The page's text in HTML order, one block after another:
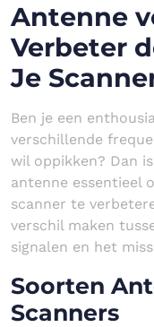
Antenne
Verbeter
Je
Ben je een
verschillende
wil oppikken? Dan
antenne essentieel
scanner te
verschil maken
signalen en het
Soorten
Scanners